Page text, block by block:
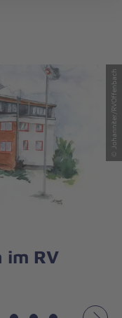
© Johanniter/RVOffenbach
im RV